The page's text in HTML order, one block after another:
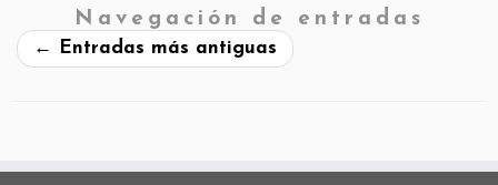
Navegación de entradas
← Entradas más antiguas